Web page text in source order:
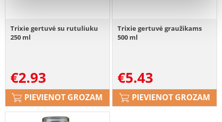
Trixie gertuvė su rutuliuku
250 ml
€2.93
PIEVIENOT GROZAM
Trixie gertuvė graužikams
500 ml
€5.43
PIEVIENOT GROZAM